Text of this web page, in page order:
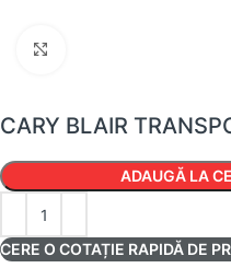
CARY BLAIR
ADAUGĂ LA
CERE O COTAȚIE RAPIDĂ DE